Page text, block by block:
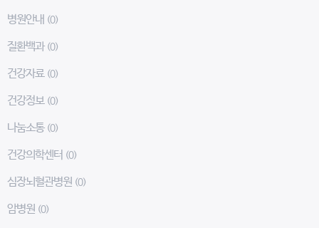
병원안내 (0)
질환백과 (0)
건강자료 (0)
건강정보 (0)
나눔소통 (0)
건강의학센터 (0)
심장뇌혈관병원 (0)
암병원 (0)